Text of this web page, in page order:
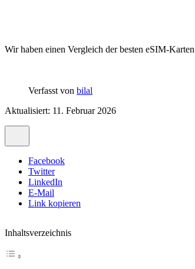
Wir haben einen Vergleich der besten eSIM-
Verfasst von bilal
Aktualisiert: 11. Februar 2026
Facebook
Twitter
LinkedIn
E-Mail
Link kopieren
Inhaltsverzeichnis